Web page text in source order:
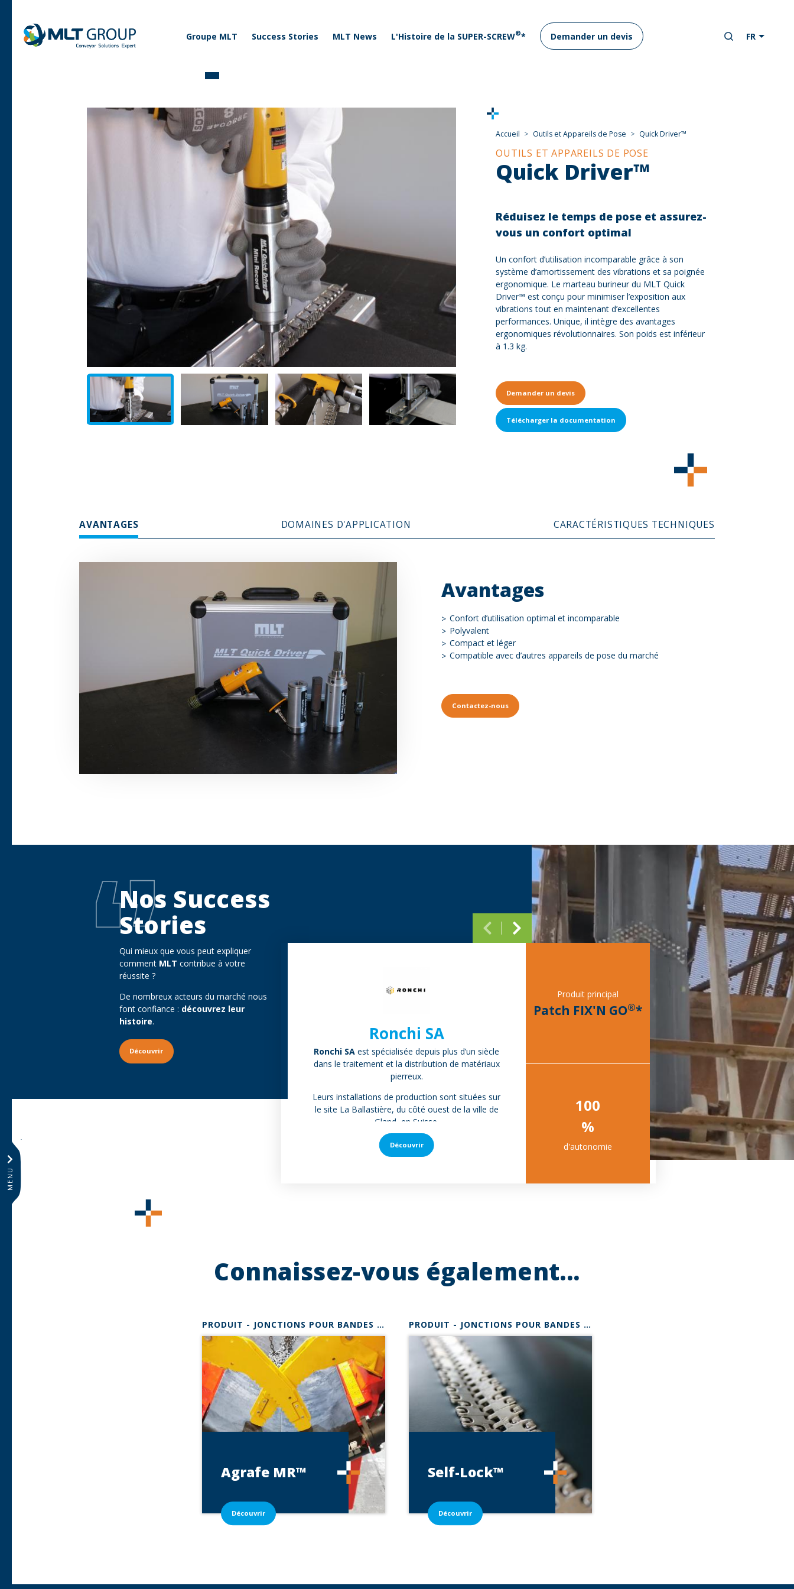
FR
Groupe MLT Success Stories MLT News L'Histoire de la SUPER-SCREW®* Demander un devis
MENU
Accueil Outils et Appareils de Pose Quick Driver™
Quick Driver™
OUTILS ET APPAREILS DE POSE
Réduisez le temps de pose et assurez-
vous un confort optimal
Un confort d’utilisation incomparable grâce à son
système d’amortissement des vibrations et sa poignée
ergonomique. Le marteau burineur du MLT Quick
Driver™ est conçu pour minimiser l’exposition aux
vibrations tout en maintenant d’excellentes
performances. Unique, il intègre des avantages
ergonomiques révolutionnaires. Son poids est inférieur
à 1.3 kg.
Demander un devis
Télécharger la documentation
AVANTAGES DOMAINES D'APPLICATION CARACTÉRISTIQUES TECHNIQUES
Avantages
Confort d’utilisation optimal et incomparable
Polyvalent
Compact et léger
Compatible avec d’autres appareils de pose du marché
Contactez-nous
Nos Success
Stories
Qui mieux que vous peut expliquer
comment MLT contribue à votre
réussite ?
De nombreux acteurs du marché nous
font confiance : découvrez leur
histoire.
Découvrir
Pagination
Ronchi SA
Ronchi SA est spécialisée depuis plus d’un siècle
dans le traitement et la distribution de matériaux
pierreux.
Leurs installations de production sont situées sur
le site La Ballastière, du côté ouest de la ville de
Gland, en Suisse.
Découvrir
Produit principal
Patch FIX'N GO®*
100
%
d'autonomie
Connaissez-vous également...
PRODUIT - JONCTIONS POUR BANDES LÉGÈRES
Agrafe MR™
Découvrir
PRODUIT - JONCTIONS POUR BANDES LÉGÈRES
Self-Lock™
Découvrir